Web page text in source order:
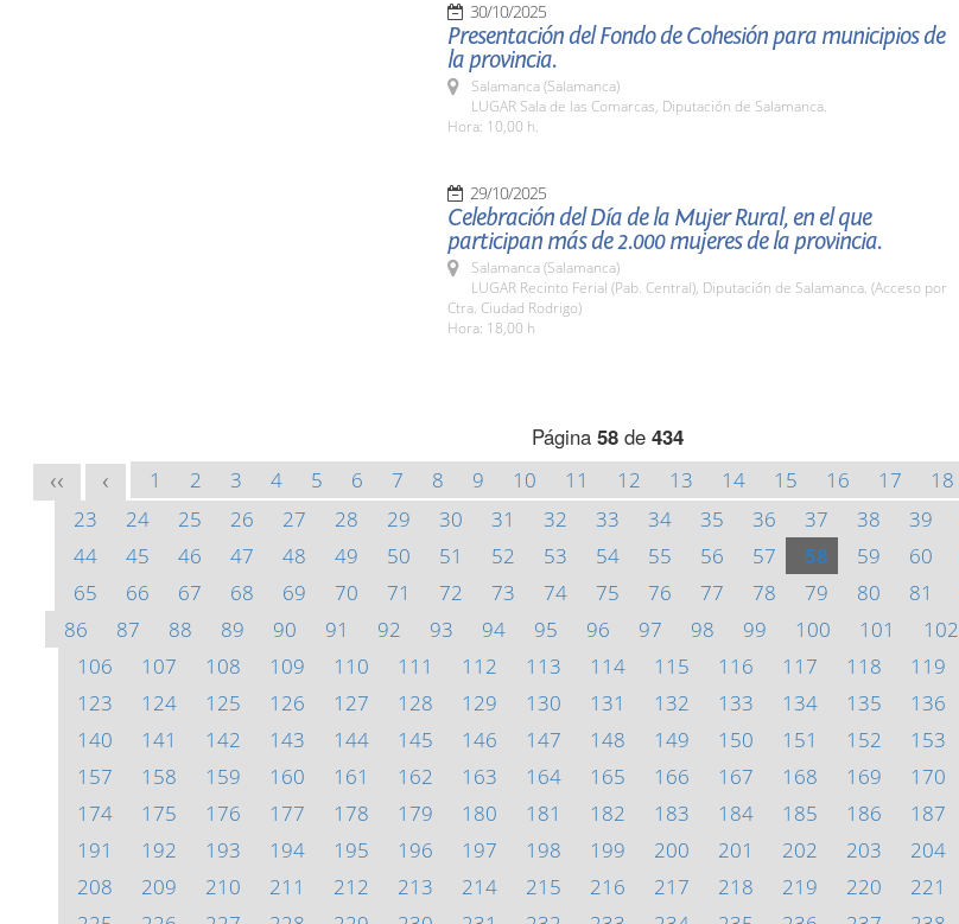
30/10/2025
Presentación del Fondo de Cohesión para municipios de
la provincia.
Salamanca (Salamanca)
LUGAR Sala de las Comarcas, Diputación de Salamanca.
Hora: 10,00 h.
29/10/2025
Celebración del Día de la Mujer Rural, en el que
participan más de 2.000 mujeres de la provincia.
Salamanca (Salamanca)
LUGAR Recinto Ferial (Pab. Central), Diputación de Salamanca. (Acceso por
Ctra. Ciudad Rodrigo)
Hora: 18,00 h
Página 58 de 434
<< < 1 2 3 4 5 6 7 8 9 10 11 12 13 14 15 16 17 18
23
24 25 26 27 28 29 30 31 32 33 34 35 36 37 38 39
44
45 46 47 48 49 50 51 52 53 54 55 56 57 58 59 60
65
66 67 68 69 70 71 72 73 74 75 76 77 78 79 80 81
86
87 88 89 90 91 92 93 94 95 96 97 98 99 100 101 102
106
107 108 109 110 111 112 113 114 115 116 117 118 119
123
124 125 126 127 128 129 130 131 132 133 134 135 136
140
141 142 143 144 145 146 147 148 149 150 151 152 153
157
158 159 160 161 162 163 164 165 166 167 168 169 170
174
175 176 177 178 179 180 181 182 183 184 185 186 187
191
192 193 194 195 196 197 198 199 200 201 202 203 204
208
209 210 211 212 213 214 215 216 217 218 219 220 221